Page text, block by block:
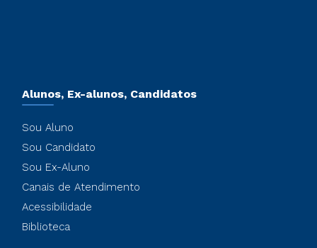
Alunos, Ex-alunos, Candidatos
Sou Aluno
Sou Candidato
Sou Ex-Aluno
Canais de Atendimento
Acessibilidade
Biblioteca